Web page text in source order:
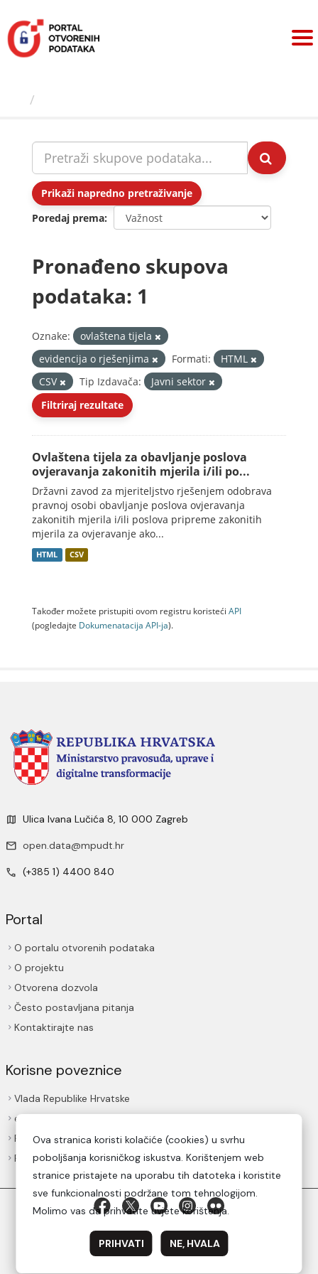
sadržaj
Prikaži napredno pretraživanje
Poredaj prema
Pronađeno skupova
podataka: 1
Oznake:
ovlaštena tijela
evidencija o rješenjima
Formati:
HTML
CSV
Tip Izdavača:
Javni sektor
Filtriraj rezultate
Ovlaštena tijela za obavljanje poslova
ovjeravanja zakonitih mjerila i/ili po...
Državni zavod za mjeriteljstvo rješenjem odobrava
pravnoj osobi obavljanje poslova ovjeravanja
zakonitih mjerila i/ili poslova pripreme zakonitih
mjerila za ovjeravanje ako...
HTML CSV
Također možete pristupiti ovom registru koristeći API
(pogledajte Dokumenаtаcijа API-jа).